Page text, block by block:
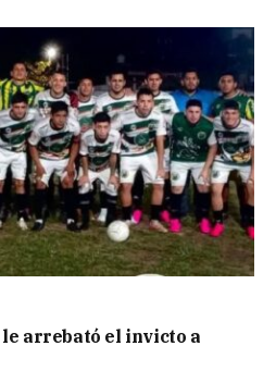
arrebató el invicto a